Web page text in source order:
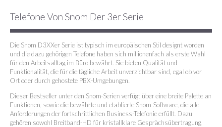
Telefone Von Snom Der 3er Serie
Die Snom D3XXer Serie ist typisch im europäischen Stil designt worden
und die dazu gehörigen Telefone haben sich millionenfach als erste Wahl
für den Arbeitsalltag im Büro bewährt. Sie bieten Qualität und
Funktionalität, die für die tägliche Arbeit unverzichtbar sind, egal ob vor
Ort oder durch gehostete PBX-Umgebungen.
Dieser Bestseller unter den Snom-Serien verfügt über eine breite Palette an
Funktionen, sowie die bewährte und etablierte Snom-Software, die alle
Anforderungen der fortschrittlichen Business-Telefonie erfüllt. Dazu
gehören sowohl Breitband-HD für kristallklare Gesprächsübertragung,